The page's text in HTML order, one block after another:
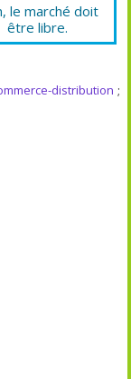
le marché doit
être libre.
distribution ;